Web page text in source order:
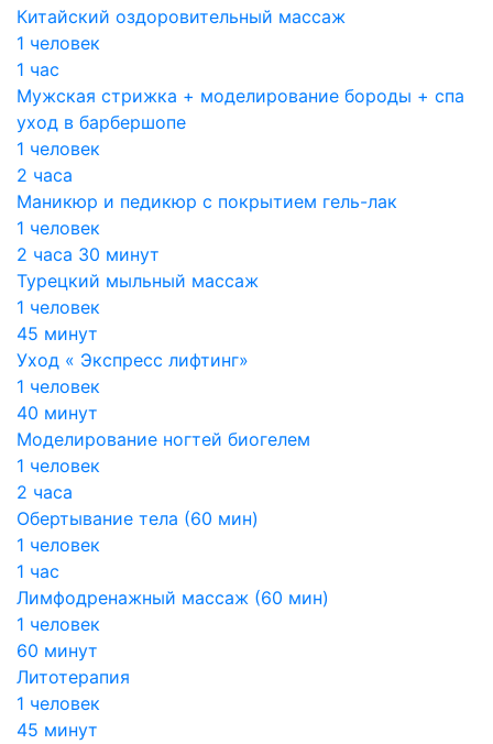
Китайский оздоровительный массаж
1 человек
1 час
Мужская стрижка + моделирование бороды + спа
уход в барбершопе
1 человек
2 часа
Маникюр и педикюр с покрытием гель-лак
1 человек
2 часа 30 минут
Турецкий мыльный массаж
1 человек
45 минут
Уход « Экспресс лифтинг»
1 человек
40 минут
Моделирование ногтей биогелем
1 человек
2 часа
Обертывание тела (60 мин)
1 человек
1 час
Лимфодренажный массаж (60 мин)
1 человек
60 минут
Литотерапия
1 человек
45 минут